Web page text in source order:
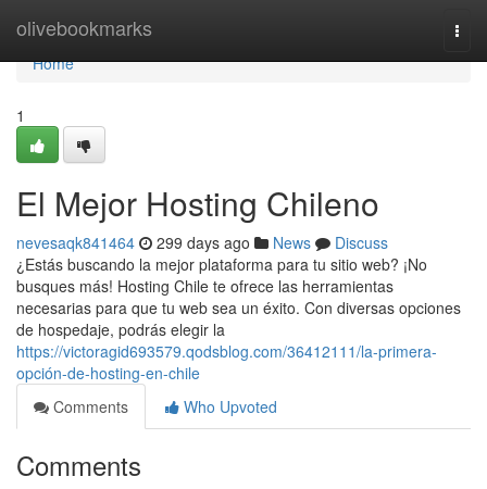
olivebookmarks
Home
Home
1
El Mejor Hosting Chileno
nevesaqk841464 299 days ago News
Discuss
¿Estás buscando la mejor plataforma para tu sitio web? ¡No
busques más! Hosting Chile te ofrece las herramientas
necesarias para que tu web sea un éxito. Con diversas opciones
de hospedaje, podrás elegir la
https://victoragid693579.qodsblog.com/36412111/la-primera-
opción-de-hosting-en-chile
Comments
Who Upvoted
Comments